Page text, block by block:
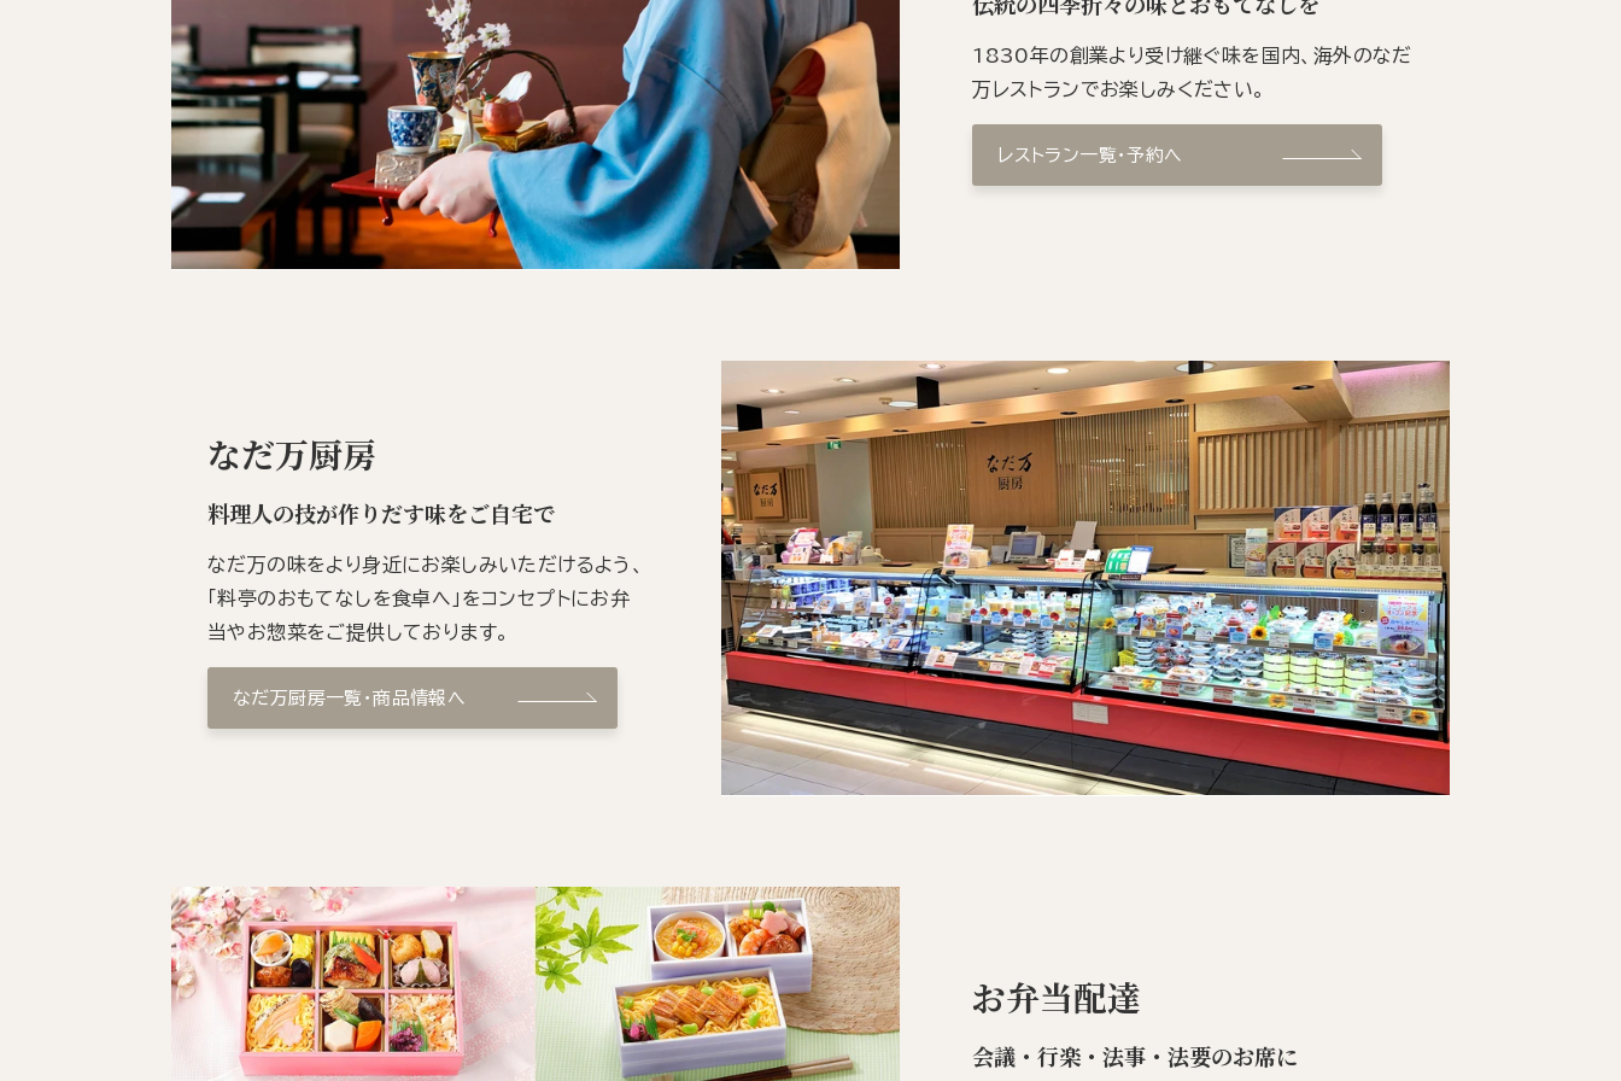
1830年の創業より受け継ぐ味を国内、海外のなだ
万レストランでお楽しみください。
レストラン一覧・予約へ
なだ万厨房
料理人の技が作りだす味をご自宅で
なだ万の味をより身近にお楽しみいただけるよう、
「料亭のおもてなしを食卓へ」をコンセプトにお弁
当やお惣菜をご提供しております。
なだ万厨房一覧・商品情報へ
お弁当配達
会議・行楽・法事・法要のお席に